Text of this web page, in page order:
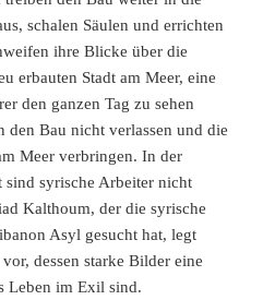
schalen Säulen und errichten
ihre Blicke über die
erbauten Stadt am Meer, eine
den ganzen Tag zu sehen
den Bau nicht verlassen und die
Meer verbringen. In der
sind syrische Arbeiter nicht
Kalthoum, der die syrische
Asyl gesucht hat, legt
dessen starke Bilder eine
Leben im Exil sind.